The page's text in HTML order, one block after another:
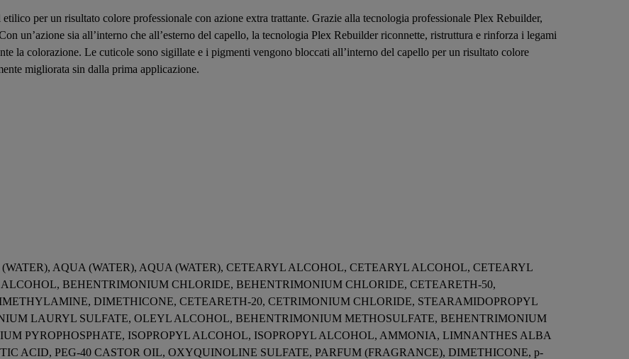
per un risultato colore professionale con azione extra trattante. Grazie alla tecnologia professionale Plex Rebuilder,
un’azione sia all’interno che all’esterno del capello, la tecnologia Plex Rebuilder riconnette, ristruttura e rinforza i legami
la colorazione. Le cuticole sono sigillate e i pigmenti vengono bloccati all’interno del capello per un risultato colore
migliorata sin dalla prima applicazione.
AQUA (WATER), AQUA (WATER), CETEARYL ALCOHOL, CETEARYL ALCOHOL, CETEARYL
BEHENTRIMONIUM CHLORIDE, BEHENTRIMONIUM CHLORIDE, CETEARETH-50,
DIMETHICONE, CETEARETH-20, CETRIMONIUM CHLORIDE, STEARAMIDOPROPYL
LAURYL SULFATE, OLEYL ALCOHOL, BEHENTRIMONIUM METHOSULFATE, BEHENTRIMONIUM
PYROPHOSPHATE, ISOPROPYL ALCOHOL, ISOPROPYL ALCOHOL, AMMONIA, LIMNANTHES ALBA
ACID, PEG-40 CASTOR OIL, OXYQUINOLINE SULFATE, PARFUM (FRAGRANCE), DIMETHICONE, p-